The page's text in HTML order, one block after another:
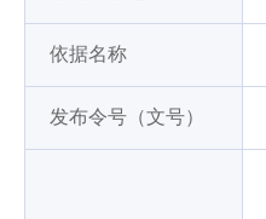
依据名称
发布令号（文号）